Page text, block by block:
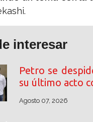
interesar
Petro se
su último acto
Agosto 07, 2026